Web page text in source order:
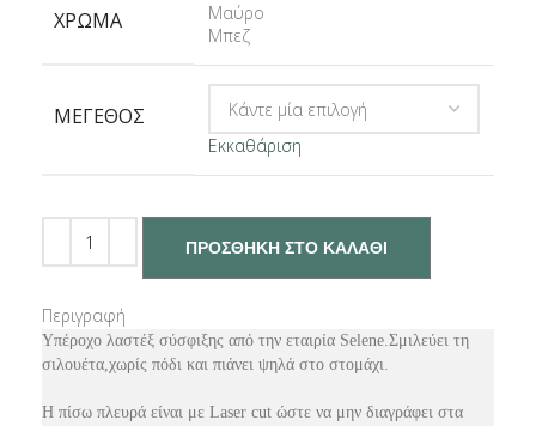
ΧΡΏΜΑ
Μαύρο
Μπεζ
ΜΈΓΕΘΟΣ
Εκκαθάριση
ΠΡΟΣΘΉΚΗ ΣΤΟ ΚΑΛΆΘΙ
Περιγραφή
Υπέροχο λαστέξ σύσφιξης από την εταιρία Selene.Σμιλεύει τη
σιλουέτα,χωρίς πόδι και πιάνει ψηλά στο στομάχι.
Η πίσω πλευρά είναι με Laser cut ώστε να μην διαγράφει στα